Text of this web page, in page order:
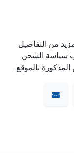
من التفاصيل
سياسة الشحن
بالموقع.